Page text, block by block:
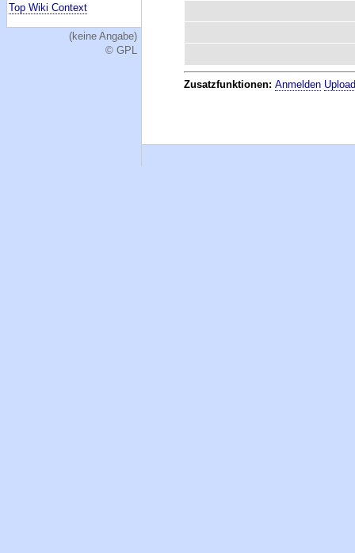
Top Wiki Context
(keine Angabe)
© GPL
Zusatzfunktionen:Anmelden